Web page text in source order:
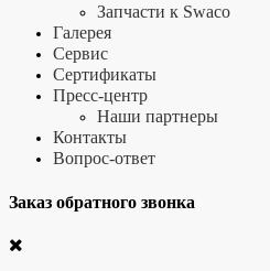
Запчасти к Swaco
Галерея
Сервис
Сертификаты
Пресс-центр
Наши партнеры
Контакты
Вопрос-ответ
Заказ обратного звонка